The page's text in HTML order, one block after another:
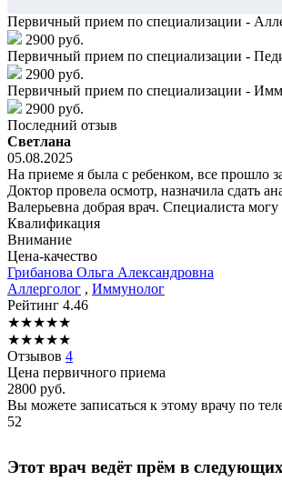
Первичный прием по специализации -
2900 руб.
Первичный прием по специализации -
2900 руб.
Первичный прием по специализации -
2900 руб.
Последний отзыв
Светлана
05.08.2025
На приеме я была с ребенком, все прошло
Доктор провела осмотр, назначила сдать
Валерьевна добрая врач. Специалиста могу
Квалификация
Внимание
Цена-качество
Грибанова Ольга Александровна
Аллерголог , Иммунолог
Рейтинг 4.46
★★★★★
★★★★★
Отзывов 4
Цена первичного приема
2800 руб.
Вы можете записаться к этому врачу по
52
Этот врач ведёт прём в